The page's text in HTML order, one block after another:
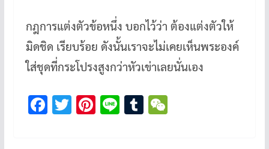
กฎการแต่งตัวข้อหนึ่ง บอกไว้ว่า ต้องแต่งตัวให้
มิดชิด เรียบร้อย ดังนั้นเราจะไม่เคยเห็นพระองค์
ใส่ชุดที่กระโปรงสูงกว่าหัวเข่าเลยนั่นเอง
F T Pi Li T W